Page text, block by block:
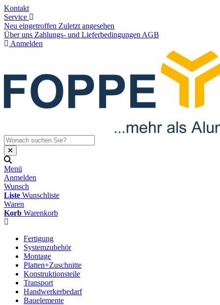
Kontakt
Service
Neu eingetroffen Zuletzt angesehen
Über uns Zahlungs- und Lieferbedingungen AGB
Anmelden
Menü
Anmelden
Wunsch
Liste Wunschliste
Waren
Korb Warenkorb
Fertigung
Systemzubehör
Montage
Platten+Zuschnitte
Konstruktionsteile
Transport
Handwerkerbedarf
Bauelemente